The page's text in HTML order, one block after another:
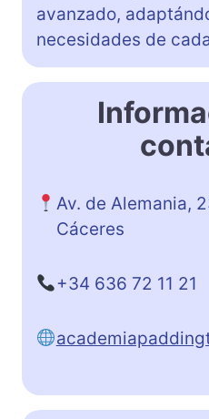
avanzado,
necesidades de
Av. de Alemania,
Cáceres
+34 636 72 11 21